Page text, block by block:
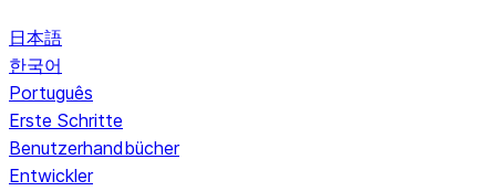
日本語
한국어
Português
Erste Schritte
Benutzerhandbücher
Entwickler